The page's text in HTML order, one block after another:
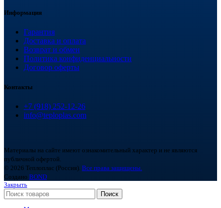
Информация
Гарантия
Доставка и оплата
Возврат и обмен
Политика конфиденциальности
Договор оферты
Контакты
+7 (918) 252-12-26
info@teploplas.com
Материалы на сайте имеют ознакомительный характер и не являются
публичной офертой.
© 2026 Теплоплас (Россия). Все права защищены.
Создано BOND
Закрыть
Поиск